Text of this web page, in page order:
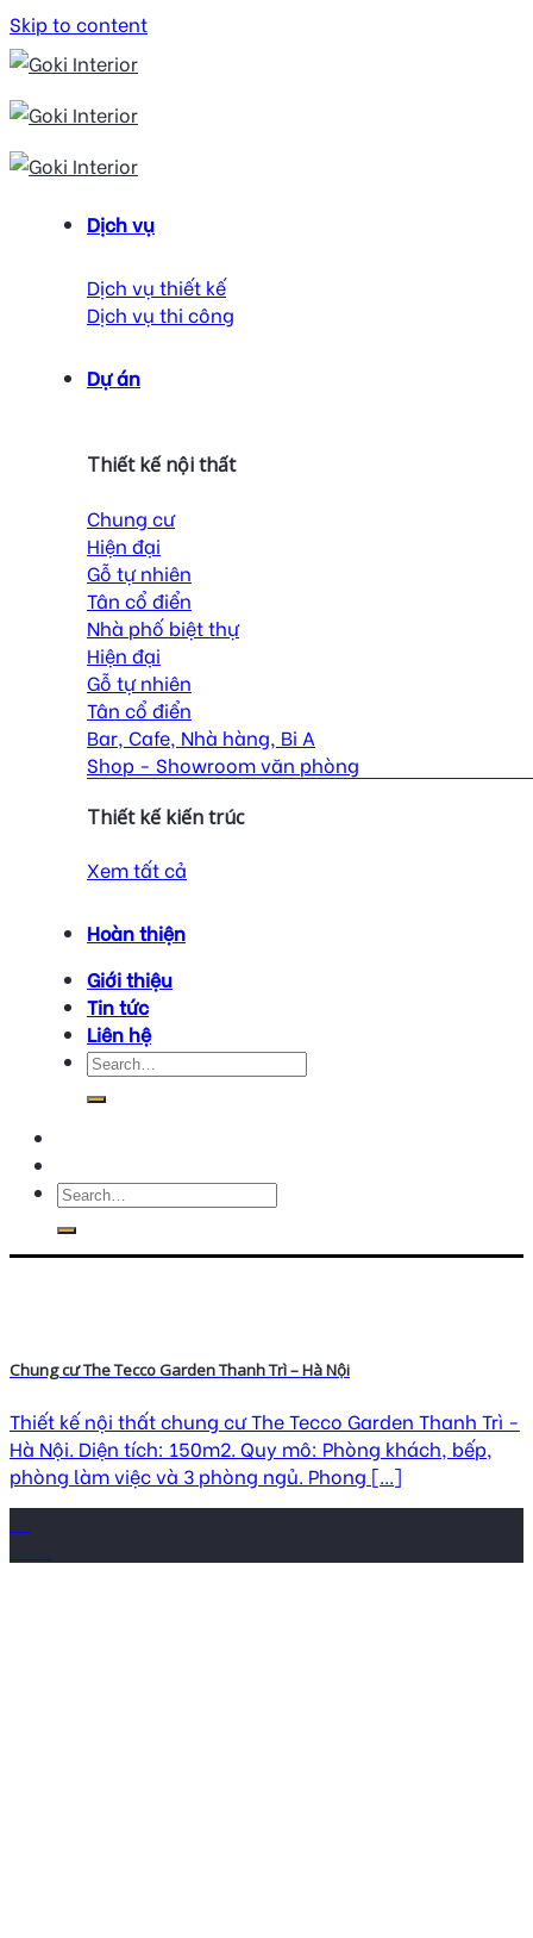
Skip to content
Dịch vụ
Dịch vụ thiết kế
Dịch vụ thi công
Dự án
Thiết kế nội thất
Chung cư
Hiện đại
Gỗ tự nhiên
Tân cổ điển
Nhà phố biệt thự
Hiện đại
Gỗ tự nhiên
Tân cổ điển
Bar, Cafe, Nhà hàng, Bi A
Shop - Showroom văn phòng
Thiết kế kiến trúc
Xem tất cả
Hoàn thiện
Giới thiệu
Tin tức
Liên hệ
Chung cư The Tecco Garden Thanh Trì – Hà Nội
Thiết kế nội thất chung cư The Tecco Garden Thanh Trì -
Hà Nội. Diện tích: 150m2. Quy mô: Phòng khách, bếp,
phòng làm việc và 3 phòng ngủ. Phong [...]